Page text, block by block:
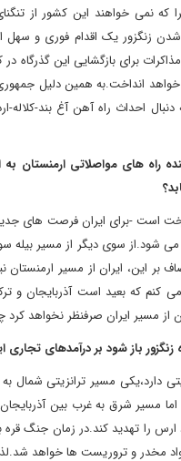
که نمی خواهند این کشور از
شدن زنگزور یک اقدام فوری و
برای بازگشایی این
خواهد انداخت.به همین دلیل
احداث راه آهن آغ بند-
راه های مواصلاتی ارمنستان به
است -برای ایران فرصت های
سوی دیگر از مسیر بیله سوار
بر این، ایران از مسیر
کنم که بعید است آذربایجان و
از مسیر ایران صرفنظر
باز شود بر درآمدهای تجاری
دارد،یکی مسیر ترانزیتی
مسیر شرق به غرب بین
ارس را تهدید کند.در زمان جنگ
مخدر و تروریست ها خواهد